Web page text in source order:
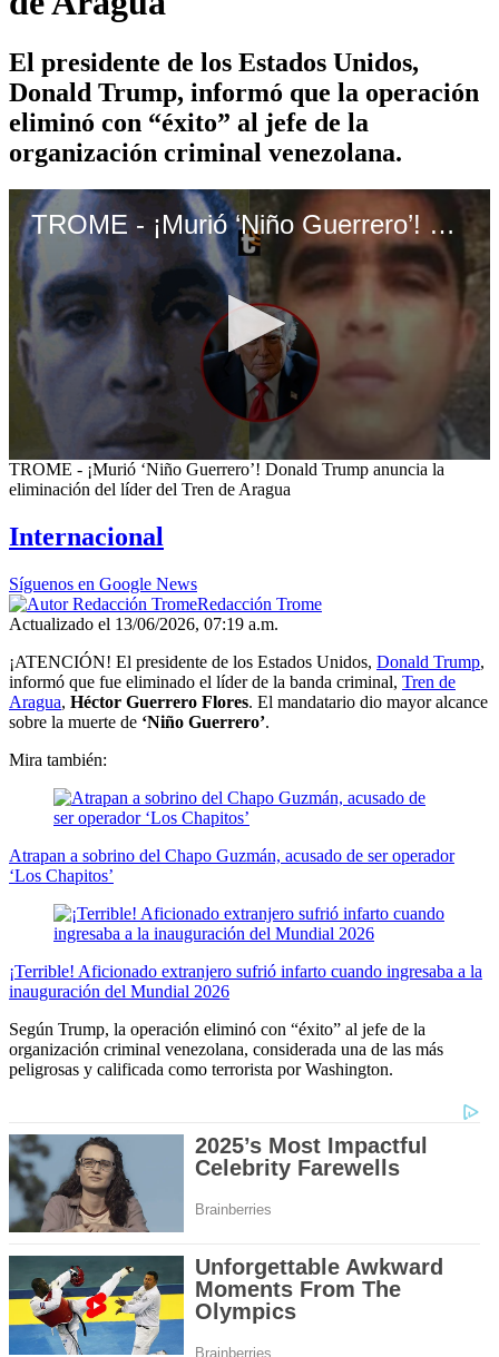
El presidente de los Estados Unidos,
Donald Trump, informó que la operación
eliminó con “éxito” al jefe de la
organización criminal venezolana.
TROME - ¡Murió ‘Niño Guerrero’! Donald Trump anuncia la eliminación del líder del Tren de Aragua
0
seconds
minutes,
15
seconds
TROME - ¡Murió ‘Niño Guerrero’! Donald Trump anuncia la
eliminación del líder del Tren de Aragua
Internacional
Síguenos en Google News
Redacción Trome
Actualizado el 13/06/2026, 07:19 a.m.
¡ATENCIÓN! El presidente de los Estados Unidos, Donald Trump,
informó que fue eliminado el líder de la banda criminal, Tren de
Aragua, Héctor Guerrero Flores. El mandatario dio mayor alcance
sobre la muerte de ‘Niño Guerrero’.
Mira también:
Atrapan a sobrino del Chapo Guzmán, acusado de ser operador
‘Los Chapitos’
¡Terrible! Aficionado extranjero sufrió infarto cuando ingresaba a la
inauguración del Mundial 2026
Según Trump, la operación eliminó con “éxito” al jefe de la
organización criminal venezolana, considerada una de las más
peligrosas y calificada como terrorista por Washington.